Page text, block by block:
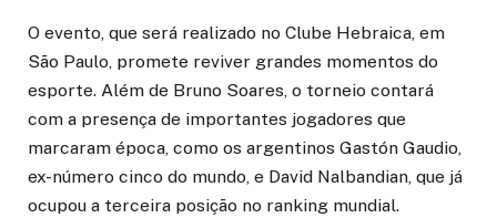
O evento, que será realizado no Clube Hebraica, em
São Paulo, promete reviver grandes momentos do
esporte. Além de Bruno Soares, o torneio contará
com a presença de importantes jogadores que
marcaram época, como os argentinos Gastón Gaudio,
ex-número cinco do mundo, e David Nalbandian, que já
ocupou a terceira posição no ranking mundial.